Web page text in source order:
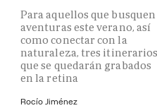
Para aquellos que busquen
aventuras este verano, así
como conectar con la
naturaleza, tres
que se quedarán grabados
en la retina
Rocío Jiménez